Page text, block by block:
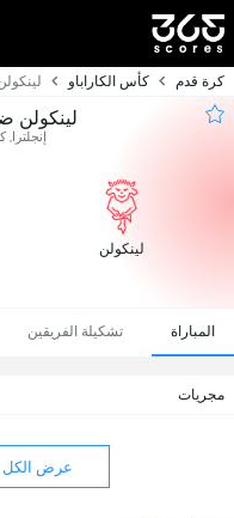
كرة قدم كأس الكاراباو
لينكولن
إنجلترا,
لينكولن
المباراة تشكيلة الفريقين
مجريات
عرض الكل